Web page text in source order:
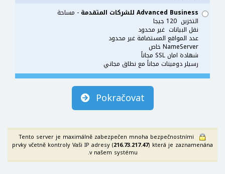
Advanced Business للشركات المتقدمة
- مساحة
التخزين 120 جيجا
نقل البيانات غير محدود
عدد المواقع المستضافة غير محدود
NameServer خاص
شهادة امان SSL مجاناً
رسيلر دومينات مجاناً مع نطاق مجاني
Pokračovat
Tento server je maximálně zabezpečen mnoha bezpečnostními
prvky včetně kontroly Vaši IP adresy (216.73.217.47) která je zaznamenána
v našem systému.